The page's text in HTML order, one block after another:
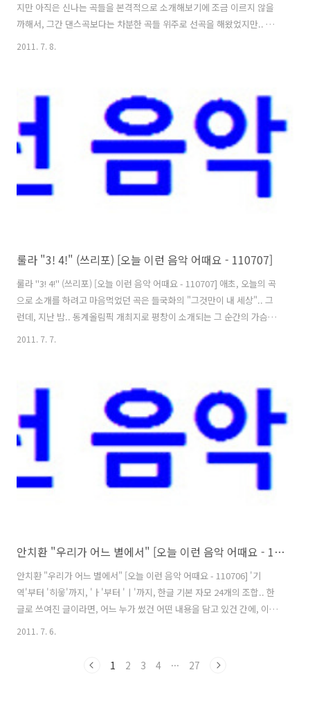
지만 아직은 신나는 곡들을 본격적으로 소개해보기에 조금 이르지 않을
까해서, 그간 댄스곡보다는 차분한 곡들 위주로 선곡을 해왔었지만.. 지
지난밤 평창동계올림픽 확정 장면을 보고난 후부터는 괜스레 기분이 살
동률의 음악이라고 하면.. 많은 분들이 발라드, 혹은, 조금은 어두운 느낌
같은 이미지들부터 먼저 떠올리실 테지만.. 이 곡은 그런 이미지와는 조
금 달리, 상당히 경쾌하면서도 가벼운 느낌을 전하고 있어서,..
2011. 7. 8.
룰라 "3! 4!" (쓰리포) [오늘 이런 음악 어때요 - 110707]
룰라 "3! 4!" (쓰리포) [오늘 이런 음악 어때요 - 110707] 애초, 오늘의 곡
으로 소개를 하려고 마음먹었던 곡은 들국화의 "그것만이 내 세상".. 그
런데, 지난 밤.. 동계올림픽 개최지로 평창이 소개되는 그 순간의 가슴벅
를 좋아하고 제법 많이 들어왔다고는 해도, 결국 제가 즐겨 듣곤 해왔던
노래와 가수들은 한정되어 있다고 봐야 맞을 테고.. 게다가 이미 그 범위
내의 곡들은 왠만큼 소개가 된 상황이어서, 더더욱 ..
2011. 7. 7.
안치환 "우리가 어느 별에서" [오늘 이런 음악 어때요 - 110706]
안치환 "우리가 어느 별에서" [오늘 이런 음악 어때요 - 110706] '기
역'부터 '히읗'까지, 'ㅏ'부터 'ㅣ'까지, 한글 기본 자모 24개의 조합.. 한
글로 쓰여진 글이라면, 어느 누가 썼건 어떤 내용을 담고 있건 간에, 이 영
역은 벗어날 수 없는 것일텐데.. 그런데, 누가.. 무슨 생각으로.. 어떻게..
다. 많고많은 대중가요.. 그리고, 그 수만큼이나 많은 것이 노래 가사.. 그
2011. 7. 6.
1 2 3 4 ··· 27